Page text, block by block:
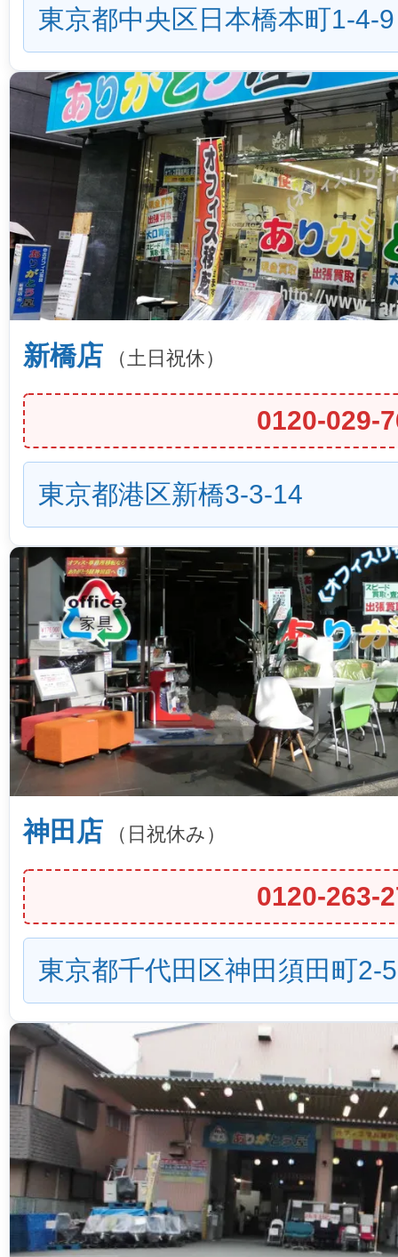
東京都中央区日本橋本町1-4-9
新橋店 （土日祝休）
0120-029-
東京都港区新橋3-3-14
神田店 （日祝休み）
0120-263-
東京都千代田区神田須田町2-